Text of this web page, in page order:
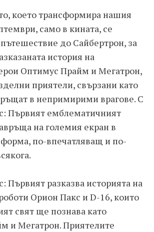
което трансформира нашия
само в кината, се
до Сайбертрон, за
история на
Оптимус Прайм и Мегатрон,
приятели, свързани като
в непримирими врагове. С
Първият емблематичният
на големия екран в
по-впечатляващ и по-
Първият разказва историята на
Орион Пакс и D-16, които
свят ще познава като
и Мегатрон. Приятелите